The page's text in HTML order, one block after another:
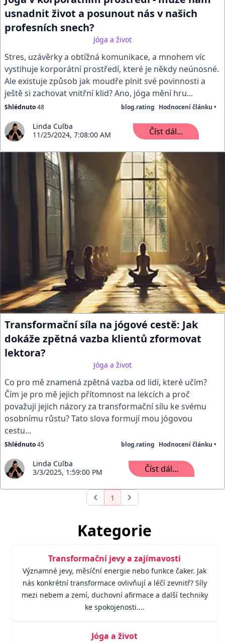
usnadnit život a posunout nás v našich
profesních snech?
Jóga a život
Stres, uzávěrky a obtížná komunikace, a mnohem víc
vystihuje korporátní prostředí, které je někdy neúnosné.
Ale existuje způsob jak moudře plnit své povinnosti a
ještě si zachovat vnitřní klid? Ano, jóga mění hru...
Shlédnuto48 blog.rating Hodnocení článku •
Linda Culba
11/25/2024, 7:08:00 AM
Číst dál...
Transformační síla na jógové cestě: Jak
dokáže zpětná vazba klientů zformovat
lektora?
Jóga a život
Co pro mě znamená zpětná vazba od lidí, které učím?
Čím je pro mě jejich přítomnost na lekcích a proč
považuji jejich názory za transformační sílu ke svému
osobnímu růstu? Tato slova formují mou jógovou
cestu...
Shlédnuto45 blog.rating Hodnocení článku •
Linda Culba
3/3/2025, 1:59:00 PM
Číst dál...
1
Kategorie
Transformační jevy a zajímavosti
Významné jevy, měsíční energie nebo funkce čaker. Jak
nás konkrétní transformace ovlivňují a léčí zevnitř? Síly
mezi nebem a zemí, duchovní afirmace a další techniky
ke spokojenosti....
Jóga a život